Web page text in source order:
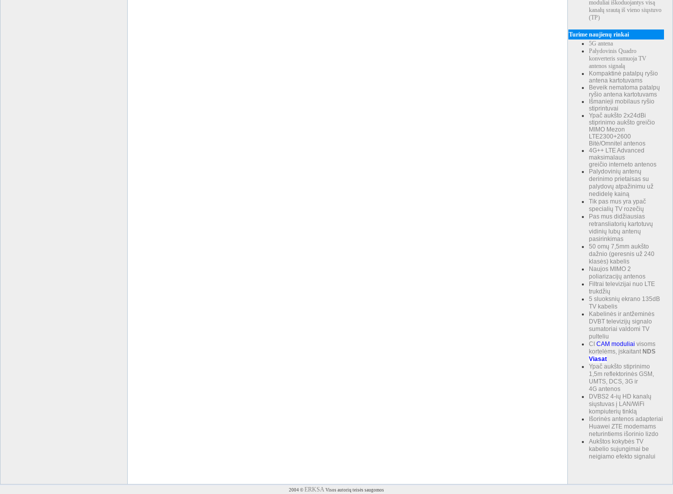
moduliai iškoduojantys visą
kanalų srautą iš vieno siųstuvo
(TP)
Turime naujienų rinkai
5G antena
Palydovinis Quadro
konverteris sumuoja TV
antenos signalą
Kompaktinė patalpų ryšio
antena kartotuvams
Beveik nematoma patalpų
ryšio antena kartotuvams
Išmanieji mobilaus ryšio
stiprintuvai
Ypač aukšto 2x24dBi
stiprinimo aukšto greičio
MIMO Mezon
LTE2300+2600
Bitė/Omnitel antenos
4G++ LTE Advanced
maksimalaus
greičio interneto antenos
Palydovinių antenų
derinimo prietaisas su
palydovų atpažinimu už
nedidelę kainą
Tik pas mus yra ypač
specialių TV rozečių
Pas mus didžiausias
retransliatorių kartotuvų
vidinių lubų antenų
pasirinkimas
50 omų 7,5mm aukšto
dažnio (geresnis už 240
klasės) kabelis
Naujos MIMO 2
poliarizacijų antenos
Filtrai televizijai nuo LTE
trukdžių
5 sluoksnių ekrano 135dB
TV kabelis
Kabelinės ir antžeminės
DVBT televizijų signalo
sumatoriai valdomi TV
pulteliu
CI CAM moduliai visoms
kortelėms, įskaitant NDS
Viasat
Ypač aukšto stiprinimo
1,5m reflektorinės GSM,
UMTS, DCS, 3G ir
4G antenos
DVBS2 4-ių HD kanalų
siųstuvas į LAN/WiFi
kompiuterių tinklą
Išorinės antenos adapteriai
Huawei ZTE modemams
neturintiems išorinio lizdo
Aukštos kokybės TV
kabelio sujungimai be
neigiamo efekto signalui
2004 © ERKSA Visos autorių teisės saugomos